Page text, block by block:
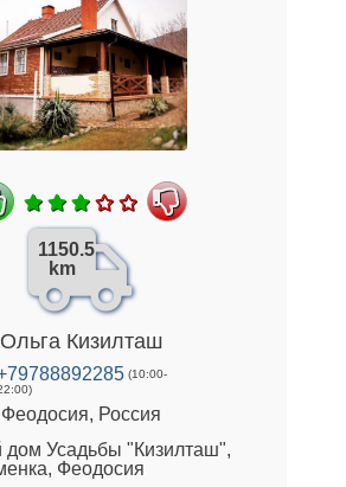
1150.5
km
Ольга Кизилташ
(10:00-
Феодосия, Россия
дом Усадьбы "Кизилташ",
Феодосия